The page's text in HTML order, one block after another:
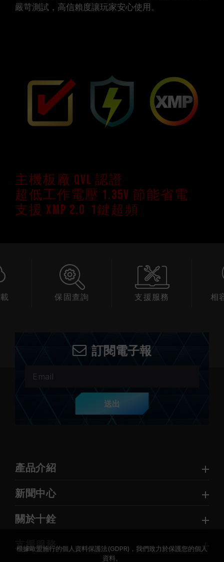
嚴苛測試，高信賴度讓玩家安心使用。
主機板廠 QVL 認證
超低工作電壓 1.35V 節能省電
支援 XMP 2.0 1鍵超頻
保固查詢 支援服務 相
訂閱電子報
送出
產品介紹
新聞中心
關於十銓
支援服務
根據歐盟施行的個人資料保護法(GDPR)，我們致力於保護您的個人
資料。